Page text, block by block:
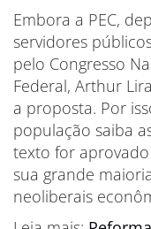
Embora a PEC,
servidores
pelo Congresso
Federal, Arthur
a proposta. Por
população saiba
texto for
sua grande
neoliberais